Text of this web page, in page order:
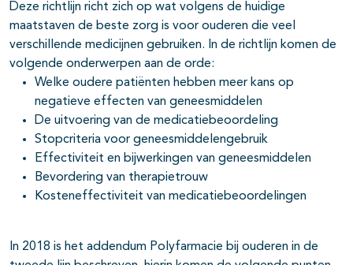
Deze richtlijn richt zich op wat volgens de huidige
maatstaven de beste zorg is voor ouderen die veel
verschillende medicijnen gebruiken. In de richtlijn komen de
volgende onderwerpen aan de orde:
Welke oudere patiënten hebben meer kans op
negatieve effecten van geneesmiddelen
De uitvoering van de medicatiebeoordeling
Stopcriteria voor geneesmiddelengebruik
Effectiviteit en bijwerkingen van geneesmiddelen
Bevordering van therapietrouw
Kosteneffectiviteit van medicatiebeoordelingen
In 2018 is het addendum Polyfarmacie bij ouderen in de